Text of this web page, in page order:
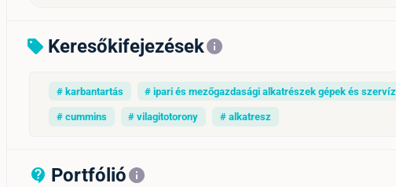
sell Keresőkifejezésekinfo
# karbantartás # ipari és mezőgazdasági alkatrészek gépek és szervíz
# cummins # vilagitotorony # alkatresz
contact_support_outline
Portfólióinfo